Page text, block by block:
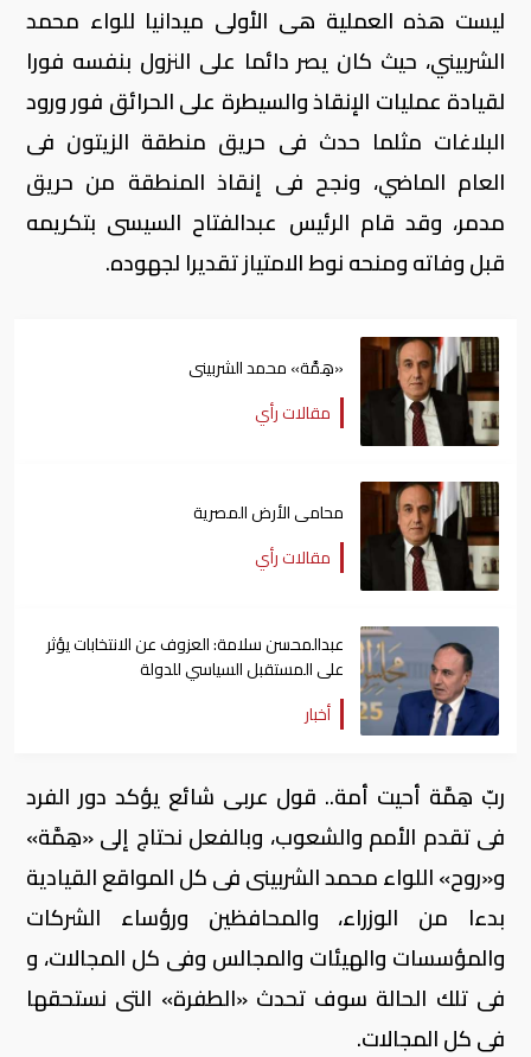
ليست هذه العملية هى الأولى ميدانيا للواء محمد
الشربيني، حيث كان يصر دائما على النزول بنفسه فورا
لقيادة عمليات الإنقاذ والسيطرة على الحرائق فور ورود
البلاغات مثلما حدث فى حريق منطقة الزيتون فى
العام الماضي، ونجح فى إنقاذ المنطقة من حريق
مدمر، وقد قام الرئيس عبدالفتاح السيسى بتكريمه
قبل وفاته ومنحه نوط الامتياز تقديرا لجهوده.
«هِمَّة» محمد الشربينى
مقالات رأي
محامى الأرض المصرية
مقالات رأي
عبدالمحسن سلامة: العزوف عن الانتخابات يؤثر
على المستقبل السياسي للدولة
أخبار
ربّ هِمَّة أحيت أمة.. قول عربى شائع يؤكد دور الفرد
فى تقدم الأمم والشعوب، وبالفعل نحتاج إلى «هِمَّة»
و«روح» اللواء محمد الشربينى فى كل المواقع القيادية
بدءا من الوزراء، والمحافظين ورؤساء الشركات
والمؤسسات والهيئات والمجالس وفى كل المجالات، و
فى تلك الحالة سوف تحدث «الطفرة» التى نستحقها
فى كل المجالات.